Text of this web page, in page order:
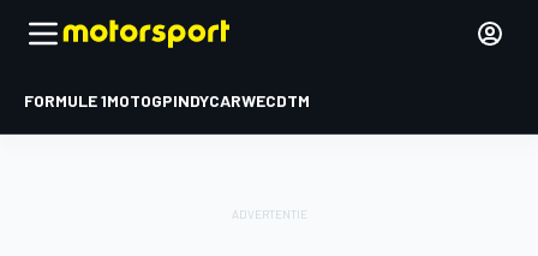
FORMULE 1MOTOGPINDYCARWECDTM